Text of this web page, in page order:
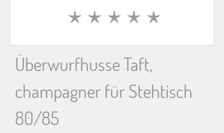
Überwurfhusse Taft,
champagner für Stehtisch
80/85